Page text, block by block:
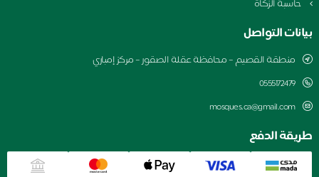
الزكاة
التواصل
منطقة القصيم – محافظة عقلة الصقور – مركز إمباري
0555172479
mosques.ca@gmail.com
الدفع